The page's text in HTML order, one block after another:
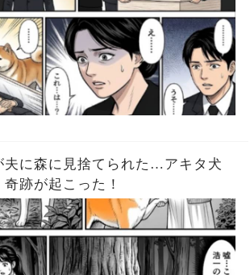
夫に森に見捨てられた…アキタ犬
跡が起こった！